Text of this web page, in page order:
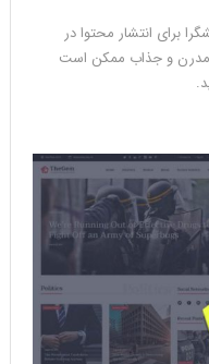
برای انتشار محتوا در
مدرن و جذاب ممکن است